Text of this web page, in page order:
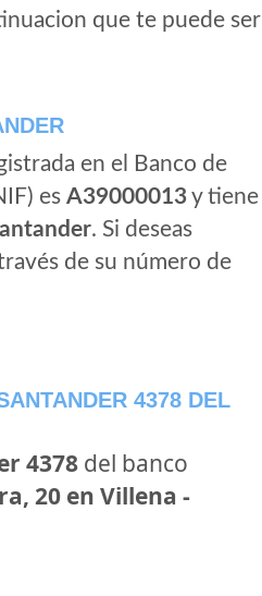
que te puede ser
en el Banco de
es A39000013y tiene
. Si deseas
de su número de
4378 DEL
4378 del banco
20 en Villena -